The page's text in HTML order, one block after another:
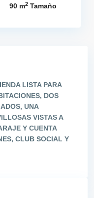
90 m2 Tamaño
LISTA PARA
DOS
UNA
VISTAS A
Y CUENTA
CLUB SOCIAL Y